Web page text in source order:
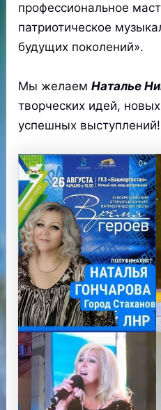
профессиональное
патриотическое
будущих поколений».
Мы желаемНаталье
творческих идей,
успешных выступлений!